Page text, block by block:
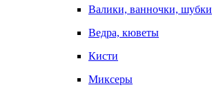
Валики, ванночки, шубки
Ведра, кюветы
Кисти
Миксеры